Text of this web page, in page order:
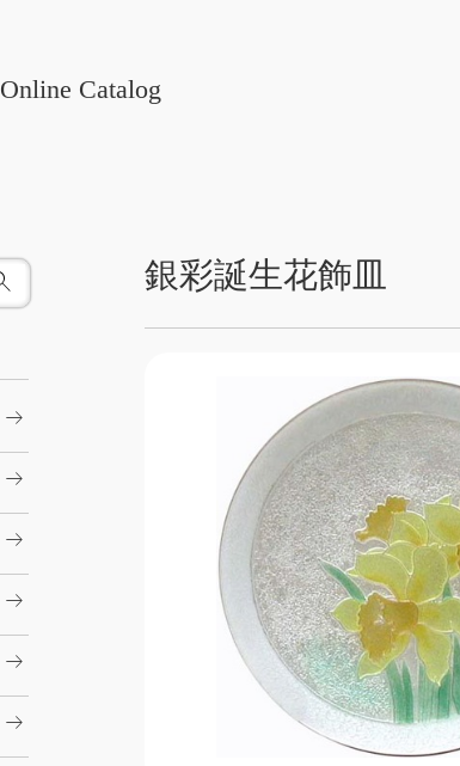
Online Catalog
銀彩誕生花飾皿
arrow_right_alt
arrow_right_alt
arrow_right_alt
arrow_right_alt
arrow_right_alt
arrow_right_alt